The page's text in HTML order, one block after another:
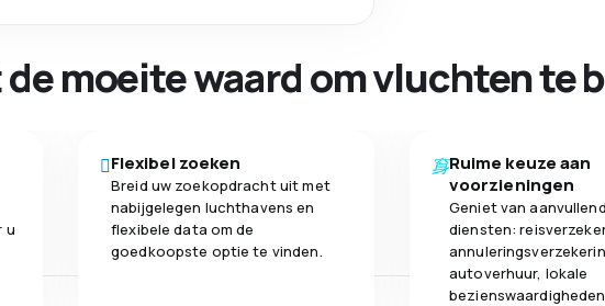
moeite waard om vluchten te
u
Flexibel zoeken
Breid uw zoekopdracht uit met
nabijgelegen luchthavens en
flexibele data om de
goedkoopste optie te vinden.
Ruime keuze aan
voorzieningen
Geniet van
diensten:
autoverhuur, lokale